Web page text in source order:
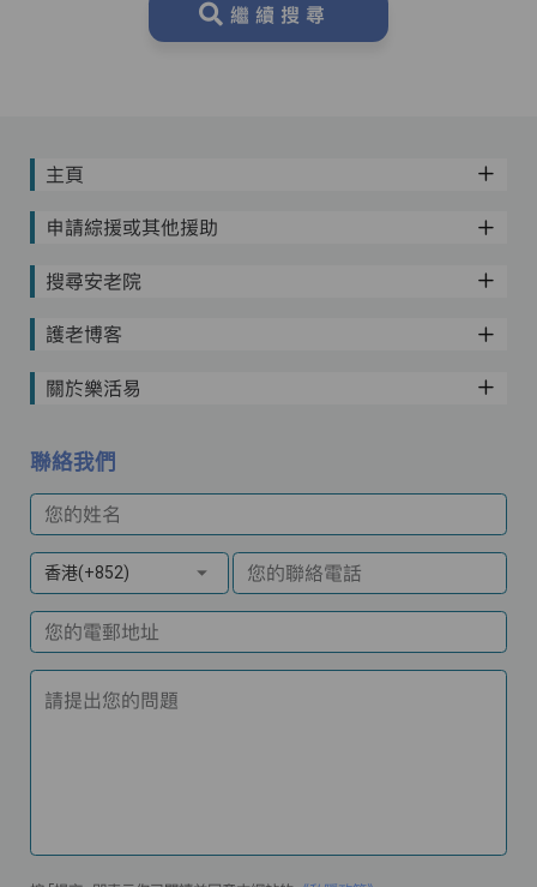
繼續搜尋
主頁
申請綜援或其他援助
搜尋安老院
護老博客
關於樂活易
聯絡我們
您的姓名
香港(+852) 您的聯絡電話
您的電郵地址
請提出您的問題